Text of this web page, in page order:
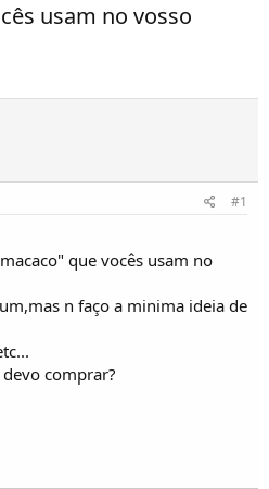
usam no vosso
#1
que vocês usam no
n faço a minima ideia de
comprar?